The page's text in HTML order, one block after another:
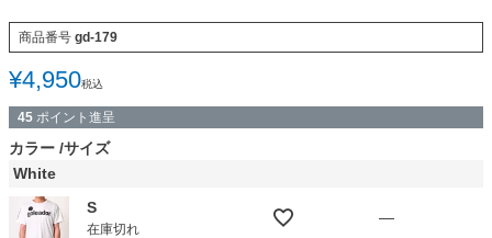
商品番号 gd-179
¥4,950税込
45 ポイント進呈
カラー サイズ
White
S
在庫切れ
—